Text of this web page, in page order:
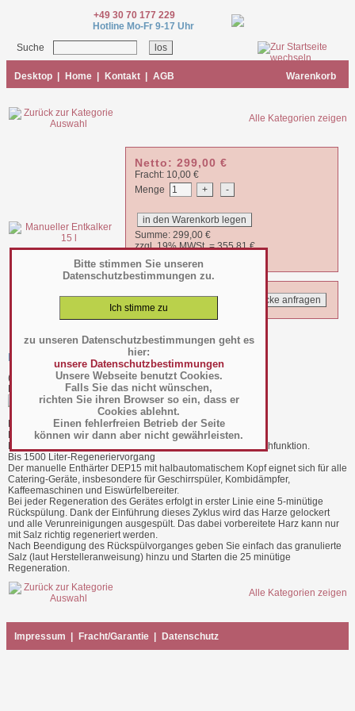
Bitte stimmen Sie unseren
Datenschutzbestimmungen zu.
zu unseren Datenschutzbestimmungen geht es
hier:
unsere Datenschutzbestimmungen
Unsere Webseite benutzt Cookies.
Falls Sie das nicht wünschen,
richten Sie ihren Browser so ein, dass er
Cookies ablehnt.
Einen fehlerfreien Betrieb der Seite
können wir dann aber nicht gewährleisten.
+49 30 70 177 229
Hotline Mo-Fr 9-17 Uhr
Suche
Desktop Home Kontakt AGB Warenkorb
Alle Kategorien zeigen
Netto: 299,00 €
Fracht: 10,00 €
Menge
Summe: 299,00 €
zzgl. 19% MWSt. =355,81€
Manueller Entkalker 15 l - DEP 15
(Art.-Nr.: 052.09.005)
Hersteller/Großhändler AGS GmbH
BTH 340 x 200 x 560 mm
Leistung: bei 10° dh 1500 Liter.
Manueller Entkalker 15 Liter mit Salzkartusche und Backwashfunktion.
Bis 1500 Liter-Regeneriervorgang
Der manuelle Enthärter DEP15 mit halbautomatischem Kopf eignet sich für alle
Catering-Geräte, insbesondere für Geschirrspüler, Kombidämpfer,
Kaffeemaschinen und Eiswürfelbereiter.
Bei jeder Regeneration des Gerätes erfolgt in erster Linie eine 5-minütige
Rückspülung. Dank der Einführung dieses Zyklus wird das Harze gelockert
und alle Verunreinigungen ausgespült. Das dabei vorbereitete Harz kann nur
mit Salz richtig regeneriert werden.
Nach Beendigung des Rückspülvorganges geben Sie einfach das granulierte
Salz (laut Herstelleranweisung) hinzu und Starten die 25 minütige
Regeneration.
Alle Kategorien zeigen
Impressum Fracht/Garantie Datenschutz